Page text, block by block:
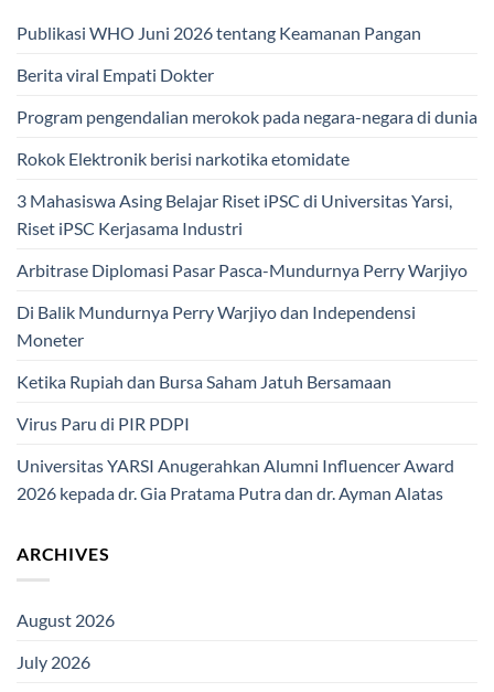
Publikasi WHO Juni 2026 tentang Keamanan Pangan
Berita viral Empati Dokter
Program pengendalian merokok pada negara-negara di dunia
Rokok Elektronik berisi narkotika etomidate
3 Mahasiswa Asing Belajar Riset iPSC di Universitas Yarsi,
Riset iPSC Kerjasama Industri
Arbitrase Diplomasi Pasar Pasca-Mundurnya Perry Warjiyo
Di Balik Mundurnya Perry Warjiyo dan Independensi
Moneter
Ketika Rupiah dan Bursa Saham Jatuh Bersamaan
Virus Paru di PIR PDPI
Universitas YARSI Anugerahkan Alumni Influencer Award
2026 kepada dr. Gia Pratama Putra dan dr. Ayman Alatas
ARCHIVES
August 2026
July 2026